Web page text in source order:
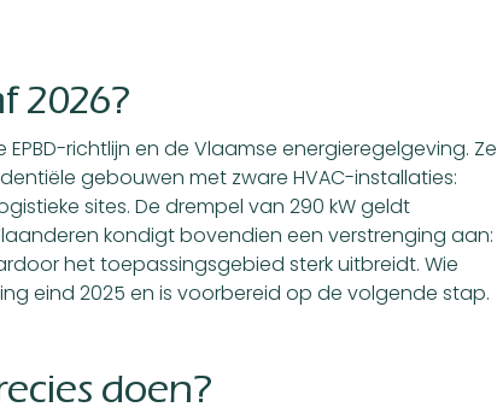
2026?
richtlijn en de Vlaamse energieregelgeving. Ze
gebouwen met zware HVAC-installaties:
sites. De drempel van 290 kW geldt
kondigt bovendien een verstrenging aan:
het toepassingsgebied sterk uitbreidt. Wie
eind 2025 en is voorbereid op de volgende stap.
doen?